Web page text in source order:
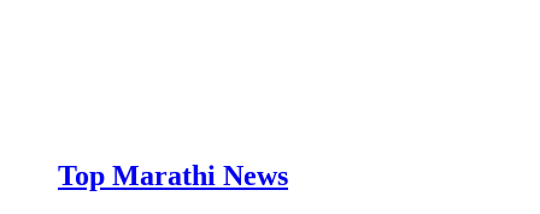
Top Marathi News